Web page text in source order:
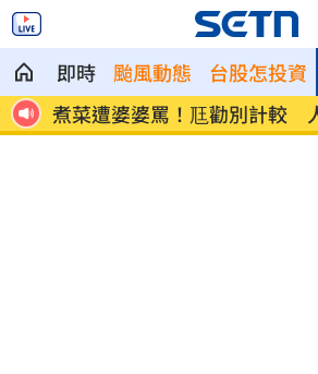
即時 颱風動態 台股怎投資
台
新／白海豚近北部海面！氣象
報